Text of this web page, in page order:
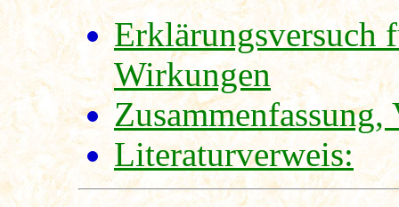
Erklärungsversuch
Wirkungen
Zusammenfassung,
Literaturverweis: